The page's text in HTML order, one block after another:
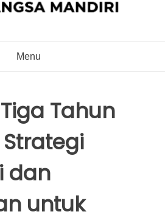
Menu
Tahun
dan
untuk